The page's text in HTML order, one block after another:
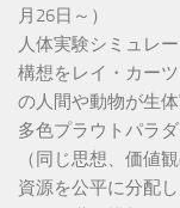
月26日～）
人体実験シミュレ
構想をレイ・カー
の人間や動物が生
多色プラウトパラ
（同じ思想、価値
資源を公平に分配